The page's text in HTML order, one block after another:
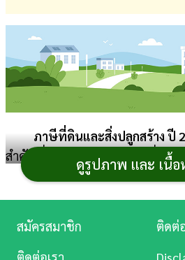
ภาษีที่ดินและสิ่งปลูกสร้าง ปี
สำคัญที่เจ้าของบ้าน เจ้าของที่ดิน
ทำความเข้าใจให้ชัดเจน เพราะน
ในอัต
มาตรการลดหย่อน และยังมีการขยา
ภาษีออกไป ดังนั้น เพื่อไม่ให้จ่ายล่
ดูรูปภาพ และ เนื้อ
การ
ศึกษา
บันเทิง
ดู
หนัง
Music
Station
สมัครสมาชิก
ติดต่